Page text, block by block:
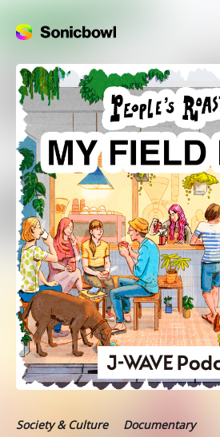
Society & Culture Documentary